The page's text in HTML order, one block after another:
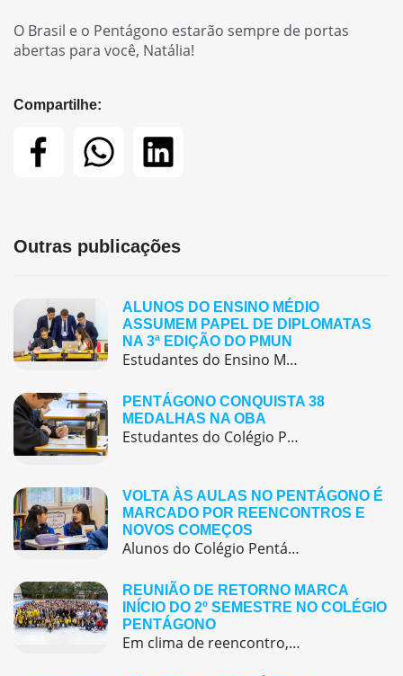
O Brasil e o Pentágono estarão sempre de portas
abertas para você, Natália!
Compartilhe:
Outras publicações
ALUNOS DO ENSINO MÉDIO
ASSUMEM PAPEL DE DIPLOMATAS
NA 3ª EDIÇÃO DO PMUN
Estudantes do Ensino Médio do Colégio Pentágono protagonizaram uma simulação da ONU, defendendo posições de países em comitês temáticos e vivenciando, na prática, negociações diplomáticas multilíngues.
PENTÁGONO CONQUISTA 38
MEDALHAS NA OBA
Estudantes do Colégio Pentágono conquistam excelente resultado na Olimpíada Brasileira de Astronomia e Astronáutica (OBA) 2025, somando 38 medalhas.
VOLTA ÀS AULAS NO PENTÁGONO É
MARCADO POR REENCONTROS E
NOVOS COMEÇOS
Alunos do Colégio Pentágono retornaram às aulas trazendo o entusiasmo dos reencontros e o desejo de seguir aprendendo com significado.
REUNIÃO DE RETORNO MARCA
INÍCIO DO 2º SEMESTRE NO COLÉGIO
PENTÁGONO
Em clima de reencontro, a equipe pedagógica participou da abertura do semestre letivo com treinamentos e simulação de emergência